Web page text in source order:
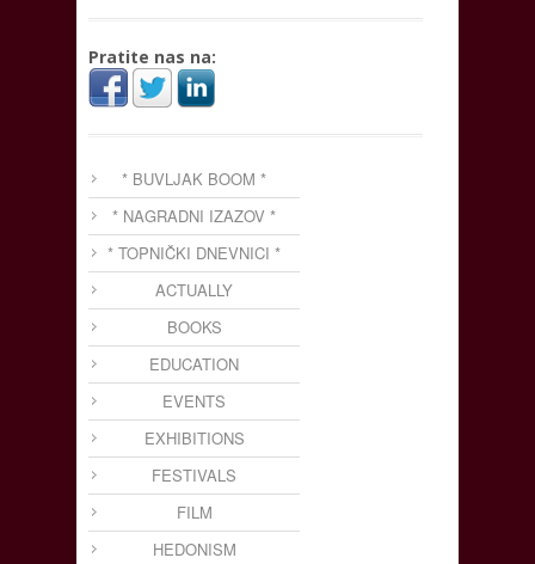
Pratite nas na:
* BUVLJAK BOOM *
* NAGRADNI IZAZOV *
* TOPNIČKI DNEVNICI *
ACTUALLY
BOOKS
EDUCATION
EVENTS
EXHIBITIONS
FESTIVALS
FILM
HEDONISM